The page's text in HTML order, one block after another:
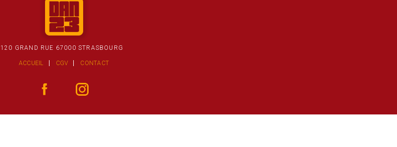
120 GRAND RUE 67000 STRASBOURG
ACCUEIL CGV CONTACT